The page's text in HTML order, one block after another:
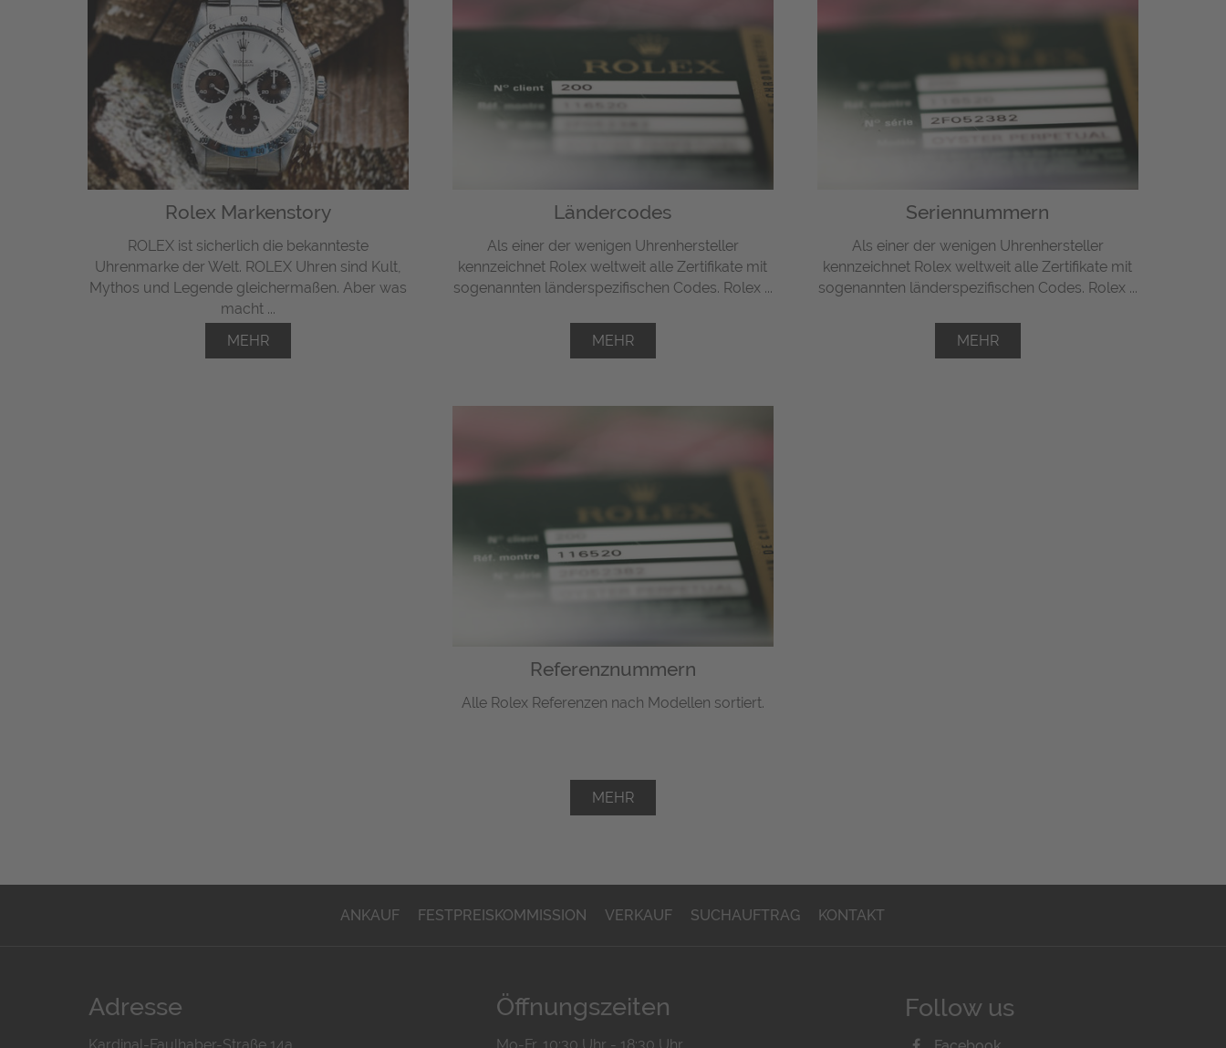
Rolex Markenstory
ROLEX ist sicherlich die bekannteste
Uhrenmarke der Welt. ROLEX Uhren sind Kult,
Mythos und Legende gleichermaßen. Aber was
macht ...
MEHR
Ländercodes
Als einer der wenigen Uhrenhersteller
kennzeichnet Rolex weltweit alle Zertifikate mit
sogenannten länderspezifischen Codes. Rolex ...
MEHR
Seriennummern
Als einer der wenigen Uhrenhersteller
kennzeichnet Rolex weltweit alle Zertifikate mit
sogenannten länderspezifischen Codes. Rolex ...
MEHR
Referenznummern
Alle Rolex Referenzen nach Modellen sortiert.
MEHR
ANKAUF FESTPREISKOMMISSION VERKAUF SUCHAUFTRAG KONTAKT
Adresse Öffnungszeiten Follow us